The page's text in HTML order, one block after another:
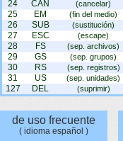
24 CAN (cancelar)
25 EM (fin del medio)
26 SUB (sustitución)
27 ESC (escape)
28 FS (sep. archivos)
29 GS (sep. grupos)
30 RS (sep. registros)
31 US (sep. unidades)
127 DEL (suprimir)
de uso frecuente
( idioma español )